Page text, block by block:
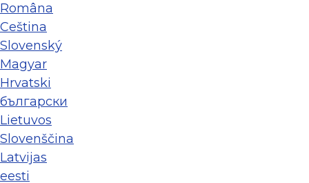
Româna
Ceština
Slovenský
Magyar
Hrvatski
български
Lietuvos
Slovenščina
Latvijas
eesti